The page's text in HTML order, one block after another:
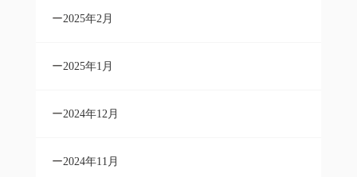
2025年2月
2025年1月
2024年12月
2024年11月